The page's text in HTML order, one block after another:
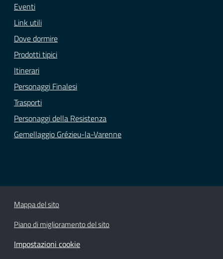
Eventi
Link utili
Dove dormire
Prodotti tipici
Itinerari
Personaggi Finalesi
Trasporti
Personaggi della Resistenza
Gemellaggio Grézieu-la-Varenne
Mappa del sito
Piano di miglioramento del sito
Impostazioni cookie